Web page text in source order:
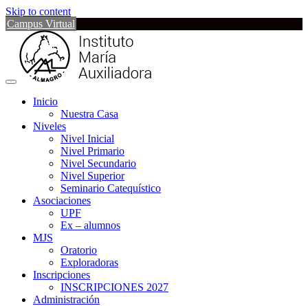
Skip to content
Campus Virtual
Inicio
Nuestra Casa
Niveles
Nivel Inicial
Nivel Primario
Nivel Secundario
Nivel Superior
Seminario Catequístico
Asociaciones
UPF
Ex – alumnos
MJS
Oratorio
Exploradoras
Inscripciones
INSCRIPCIONES 2027
Administración